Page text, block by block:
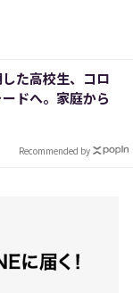
た高校生、コロ
ドへ。家庭から
Recommended by